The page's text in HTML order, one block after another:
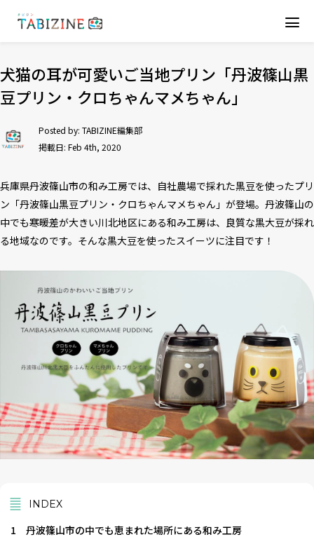
犬猫の耳が可愛いご当地プリン「丹波篠山黒
豆プリン・クロちゃんマメちゃん」
Posted by: TABIZINE編集部
掲載日: Feb 4th, 2020
兵庫県丹波篠山市の和み工房では、自社農場で採れた黒豆を使ったプリ
ン「丹波篠山黒豆プリン・クロちゃんマメちゃん」が登場。丹波篠山の
中でも寒暖差が大きい川北地区にある和み工房は、良質な黒大豆が採れ
る地域なのです。そんな黒大豆を使ったスイーツに注目です！
INDEX
1
丹波篠山市の中でも恵まれた場所にある和み工房